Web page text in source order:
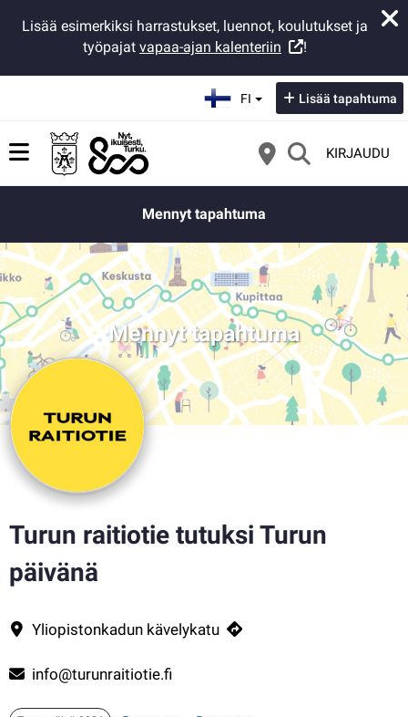
Lisää esimerkiksi harrastukset, luennot, koulutukset ja
työpajat vapaa-ajan kalenteriin !
FI Lisää tapahtuma
KIRJAUDU
Mennyt tapahtuma
Mennyt tapahtuma
Turun raitiotie tutuksi Turun
päivänä
Tule tutustumaan Turun raitiotiehen Turun päivänä 21.9. klo
Yhteystiedot
Yliopistonkadun kävelykatu
info@turunraitiotie.fi